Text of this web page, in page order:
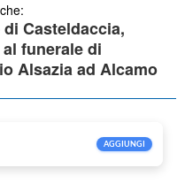
Casteldaccia,
funerale di
Alsazia ad Alcamo
AGGIUNGI